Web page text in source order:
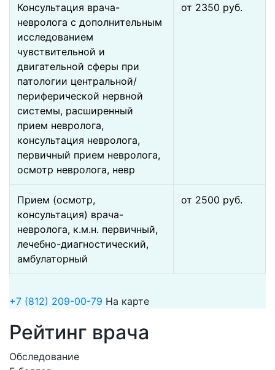
Консультация врача-
невролога с дополнительным
исследованием
чувствительной и
двигательной сферы при
патологии центральной/
периферической нервной
системы, расширенный
прием невролога,
консультация невролога,
первичный прием невролога,
осмотр невролога, невр
от 2350 pуб.
Прием (осмотр,
консультация) врача-
невролога, к.м.н. первичный,
лечебно-диагностический,
амбулаторный
от 2500 pуб.
+7 (812) 209-00-79 На карте
Рейтинг врача
Обследование